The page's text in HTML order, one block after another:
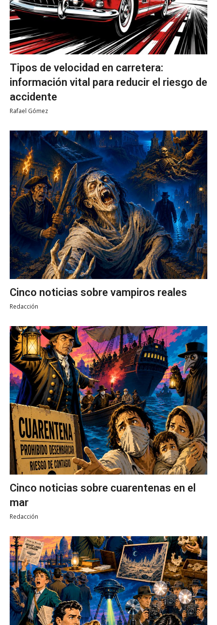
Tipos de velocidad en carretera:
información vital para reducir el riesgo de
accidente
Rafael Gómez
Cinco noticias sobre vampiros reales
Redacción
Cinco noticias sobre cuarentenas en el
mar
Redacción